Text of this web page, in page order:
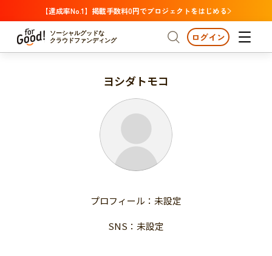
【達成率No.1】掲載手数料0円でプロジェクトをはじめる
ソーシャルグッドな
クラウドファンディング
プロジェクトからさがす 注目
支援金額が多い
支援人数が多い
終了日が近い
国際協力
子ども・教育
支援金額が多い
終了日が近い
カテゴリーからさがす
医療・福祉
子ども・教育
人権・マイノリティ
ログイン
ヨシダトモコ
プロフィール：未設定
SNS：未設定